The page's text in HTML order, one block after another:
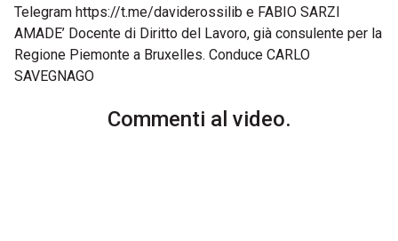
Telegram https://t.me/daviderossilib e FABIO SARZI
AMADE’ Docente di Diritto del Lavoro, già consulente per la
Regione Piemonte a Bruxelles. Conduce CARLO
SAVEGNAGO
Commenti al video.